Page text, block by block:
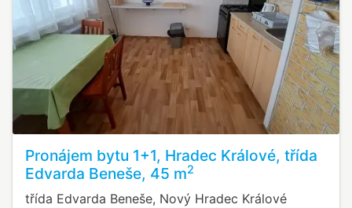
Pronájem bytu 1+1, Hradec Králové, třída
Edvarda Beneše, 45 m2
třída Edvarda Beneše, Nový Hradec Králové